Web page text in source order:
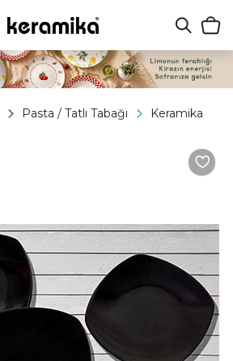
Pasta / Tatlı Tabağı Keramika